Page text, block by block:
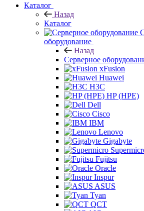
Каталог
Назад
Каталог
оборудование
Назад
Серверное
xFusion
Huawei
H3C
HP (HPE)
Dell
Cisco
IBM
Lenovo
Gigabyte
Fujitsu
Oracle
Inspur
ASUS
Tyan
QCT